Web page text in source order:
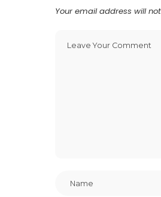
Your email address will